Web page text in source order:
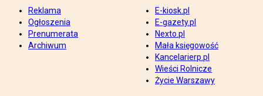
Reklama
Ogłoszenia
Prenumerata
Archiwum
E-kiosk.pl
E-gazety.pl
Nexto.pl
Mała księgowość
Kancelarierp.pl
Wieści Rolnicze
Życie Warszawy